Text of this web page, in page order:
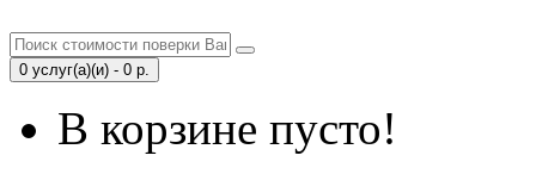
0 услуг(а)(и) - 0 р.
В корзине пусто!